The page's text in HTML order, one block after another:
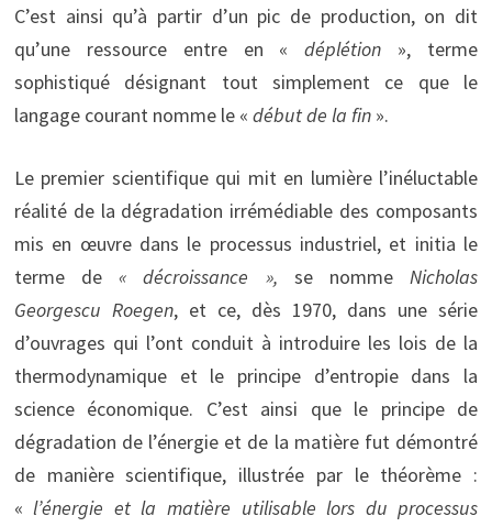
C’est ainsi qu’à partir d’un pic de production, on dit
qu’une ressource entre en « déplétion », terme
sophistiqué désignant tout simplement ce que le
langage courant nomme le « début de la fin».
Le premier scientifique qui mit en lumière l’inéluctable
réalité de la dégradation irrémédiable des composants
mis en œuvre dans le processus industriel, et initia le
terme de« décroissance », se nommeNicholas
Georgescu Roegen, et ce, dès 1970, dans une série
d’ouvrages qui l’ont conduit à introduire les lois de la
thermodynamique et le principe d’entropie dans la
science économique. C’est ainsi que le principe de
dégradation de l’énergie et de la matière fut démontré
de manière scientifique, illustrée par le théorème :
«l’énergie et la matière utilisable lors du processus